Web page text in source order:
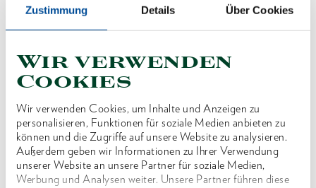
Zustimmung Details Über Cookies
Wir verwenden
Cookies
Wir verwenden Cookies, um Inhalte und Anzeigen zu
personalisieren, Funktionen für soziale Medien anbieten zu
können und die Zugriffe auf unsere Website zu analysieren.
Außerdem geben wir Informationen zu Ihrer Verwendung
unserer Website an unsere Partner für soziale Medien,
Werbung und Analysen weiter. Unsere Partner führen diese
ONLINE KAUFEN
HÄNDLER FINDEN
Produktlinie EAN4046459062691
Produktbeschreibung
Im Lieferumfang von z.B. KL-0039-160 E